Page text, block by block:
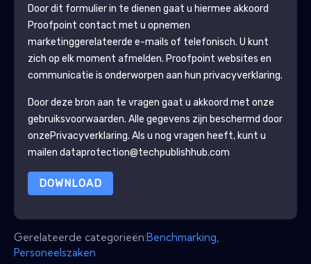
Door dit formulier in te dienen gaat u hiermee akkoord
Proofpoint contact met u opnemen
marketinggerelateerde e-mails of telefonisch. U kunt
zich op elk moment afmelden. Proofpoint websites en
communicatie is onderworpen aan hun privacyverklaring.
Door deze bron aan te vragen gaat u akkoord met onze
gebruiksvoorwaarden. Alle gegevens zijn beschermd door
onzePrivacyverklaring. Als u nog vragen heeft, kunt u
mailen dataprotection@techpublishhub.com
DOWNLOAD
Gerelateerde categorieën:Benchmarking
Personeelszaken